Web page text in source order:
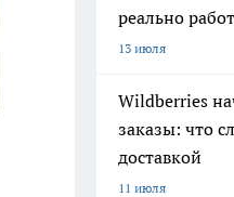
реально
13 июля
Wildberries
заказы: что
доставкой
11 июля